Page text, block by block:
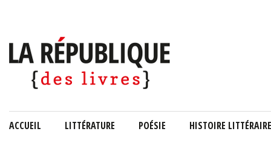
ACCUEIL LITTÉRATURE POÉSIE HISTOIRE LITTÉRAIRE